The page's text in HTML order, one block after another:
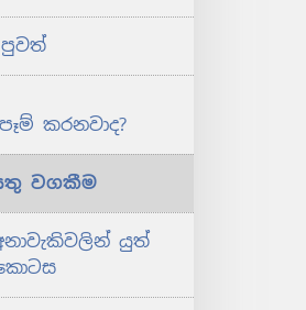
කරනවාද?
වගකීම
යුත්